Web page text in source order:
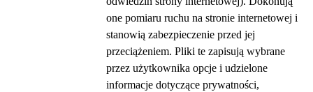
one pomiaru ruchu na stronie internetowej i
stanowią zabezpieczenie przed jej
przeciążeniem. Pliki te zapisują wybrane
przez użytkownika opcje i udzielone
informacje dotyczące prywatności,